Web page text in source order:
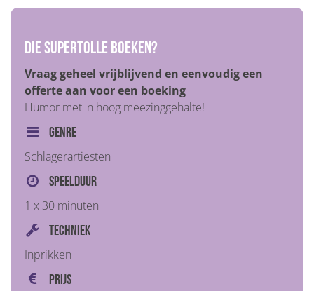
Die Supertolle boeken?
Vraag geheel vrijblijvend en eenvoudig een
offerte aan voor een boeking
Humor met 'n hoog meezinggehalte!
Genre
Schlagerartiesten
Speelduur
1 x 30 minuten
Techniek
Inprikken
Prijs